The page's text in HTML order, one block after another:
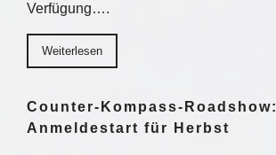
Verfügung….
Weiterlesen
Counter-Kompass-Roadshow:
Anmeldestart für Herbst